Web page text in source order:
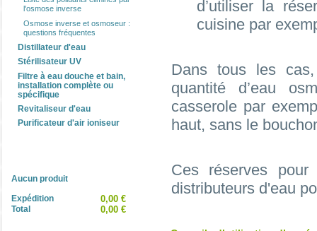
l'osmose inverse
Osmose inverse et osmoseur :
questions fréquentes
Distillateur d'eau
Stérilisateur UV
Filtre à eau douche et bain,
installation complète ou
spécifique
Revitaliseur d'eau
Purificateur d'air ioniseur
Aucun produit
Expédition
0,00 €
Total 0,00 €
d’utiliser la
cuisine par
Dans tous les
quantité d’eau
casserole par
haut, sans le
Ces réserves
distributeurs d'eau